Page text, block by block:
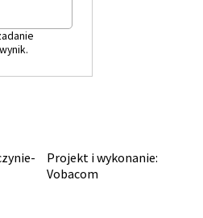
Projekt i wykonanie:
Vobacom